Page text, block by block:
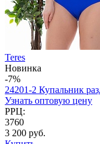
Teres
Новинка
-7%
24201-2 Купальник
Узнать оптовую цену
РРЦ:
3760
3 200 руб.